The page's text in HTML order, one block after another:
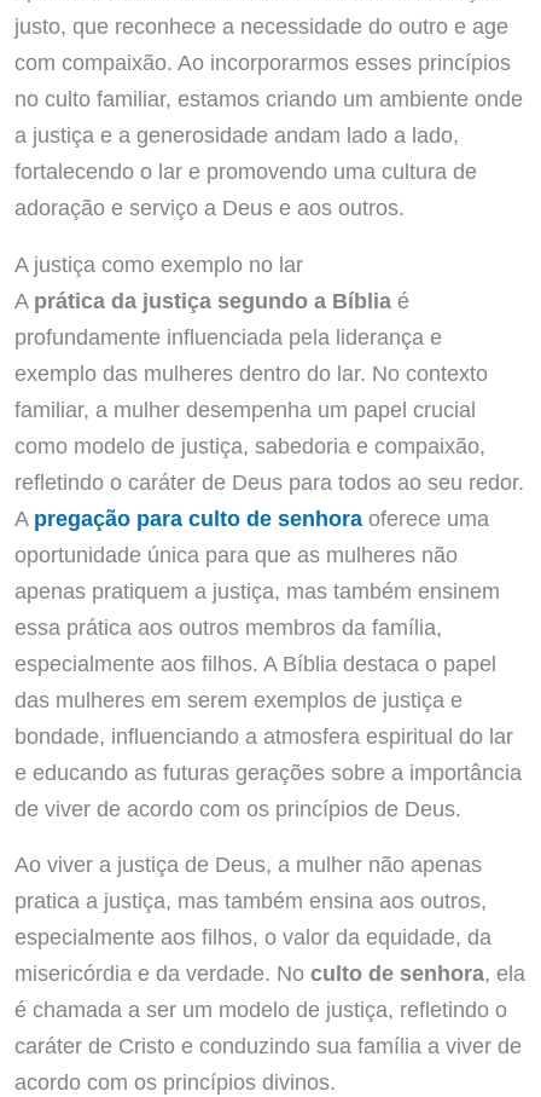
justo, que reconhece a necessidade do outro e age
com compaixão. Ao incorporarmos esses princípios
no culto familiar, estamos criando um ambiente onde
a justiça e a generosidade andam lado a lado,
fortalecendo o lar e promovendo uma cultura de
adoração e serviço a Deus e aos outros.
A justiça como exemplo no lar
A prática da justiça segundo a Bíbliaé
profundamente influenciada pela liderança e
exemplo das mulheres dentro do lar. No contexto
familiar, a mulher desempenha um papel crucial
como modelo de justiça, sabedoria e compaixão,
refletindo o caráter de Deus para todos ao seu redor.
A pregação para culto de senhoraoferece uma
oportunidade única para que as mulheres não
apenas pratiquem a justiça, mas também ensinem
essa prática aos outros membros da família,
especialmente aos filhos. A Bíblia destaca o papel
das mulheres em serem exemplos de justiça e
bondade, influenciando a atmosfera espiritual do lar
e educando as futuras gerações sobre a importância
de viver de acordo com os princípios de Deus.
Ao viver a justiça de Deus, a mulher não apenas
pratica a justiça, mas também ensina aos outros,
especialmente aos filhos, o valor da equidade, da
misericórdia e da verdade. No culto de senhora, ela
é chamada a ser um modelo de justiça, refletindo o
caráter de Cristo e conduzindo sua família a viver de
acordo com os princípios divinos.